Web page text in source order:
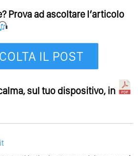
Prova ad ascoltare l’articolo
IL POST
sul tuo dispositivo, in